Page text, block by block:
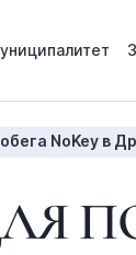
NoKey в